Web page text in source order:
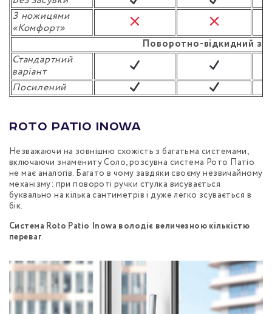
З ножицями
«Комфорт»
Поворотно-відкидний
Стандартний
варіант
Посилений
Roto Patio Inowa
Незважаючи на зовнішню схожість з багатьма системами,
включаючи знамениту Соло, розсувна система Рото Патіо
не має аналогів. Багато в чому завдяки своєму незвичайному
механізму: при повороті ручки стулка висувається
буквально на кілька сантиметрів і дуже легко зсувається в
бік.
Система Roto Patio Inowa володіє величезною кількістю
переваг.